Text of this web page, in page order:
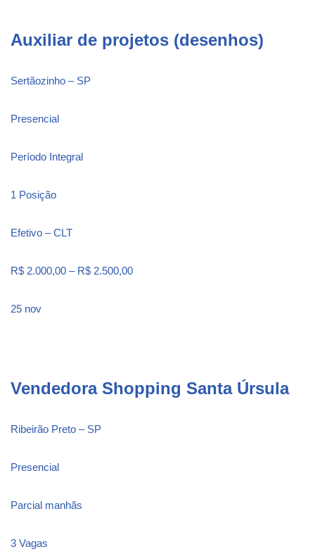
Auxiliar de projetos (desenhos)
Sertãozinho – SP
Presencial
Período Integral
1 Posição
Efetivo – CLT
R$ 2.000,00 – R$ 2.500,00
25 nov
Vendedora Shopping Santa Úrsula
Ribeirão Preto – SP
Presencial
Parcial manhãs
3 Vagas